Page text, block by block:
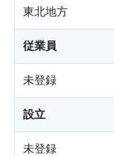
東北地方
従業員
未登録
設立
未登録